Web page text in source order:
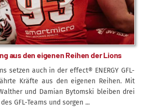
aus den eigenen Reihen der Lions
setzen auch in der effect® ENERGY GFL-
Kräfte aus den eigenen Reihen. Mit
und Damian Bytomski bleiben drei
GFL-Teams und sorgen ...